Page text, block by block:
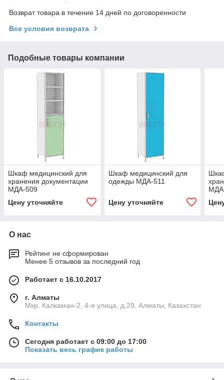
Возврат товара в течение 14 дней по договоренности
Все условия возврата
Подобные товары компании
Шкаф медицинский для
хранения документации
МДА-509
Цену уточняйте
Шкаф медицинский для
одежды МДА-511
Цену уточняйте
О нас
Рейтинг не сформирован
Менее 5 отзывов за последний год
Работает с 16.10.2017
г. Алматы
Мкр. Калкаман-2, 4-я улица, д.29, Алматы, Казахстан
Контакты
Сегодня работает с 09:00 до 17:00
Показать весь график работы